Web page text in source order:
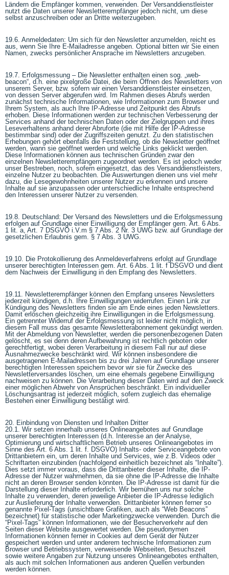
Ländern die Empfänger kommen, verwenden. Der Versanddienstleister
nutzt die Daten unserer Newsletterempfänger jedoch nicht, um diese
selbst anzuschreiben oder an Dritte weiterzugeben.
19.6. Anmeldedaten: Um sich für den Newsletter anzumelden, reicht es
aus, wenn Sie Ihre E-Mailadresse angeben. Optional bitten wir Sie einen
Namen, zwecks persönlicher Ansprache im Newsletters anzugeben.
19.7. Erfolgsmessung – Die Newsletter enthalten einen sog. „web-
beacon“, d.h. eine pixelgroße Datei, die beim Öffnen des Newsletters von
unserem Server, bzw. sofern wir einen Versanddienstleister einsetzen,
von dessen Server abgerufen wird. Im Rahmen dieses Abrufs werden
zunächst technische Informationen, wie Informationen zum Browser und
Ihrem System, als auch Ihre IP-Adresse und Zeitpunkt des Abrufs
erhoben. Diese Informationen werden zur technischen Verbesserung der
Services anhand der technischen Daten oder der Zielgruppen und ihres
Leseverhaltens anhand derer Abruforte (die mit Hilfe der IP-Adresse
bestimmbar sind) oder der Zugriffszeiten genutzt. Zu den statistischen
Erhebungen gehört ebenfalls die Feststellung, ob die Newsletter geöffnet
werden, wann sie geöffnet werden und welche Links geklickt werden.
Diese Informationen können aus technischen Gründen zwar den
einzelnen Newsletterempfängern zugeordnet werden. Es ist jedoch weder
unser Bestreben, noch, sofern eingesetzt, das des Versanddienstleisters,
einzelne Nutzer zu beobachten. Die Auswertungen dienen uns viel mehr
dazu, die Lesegewohnheiten unserer Nutzer zu erkennen und unsere
Inhalte auf sie anzupassen oder unterschiedliche Inhalte entsprechend
den Interessen unserer Nutzer zu versenden.
19.8. Deutschland: Der Versand des Newsletters und die Erfolgsmessung
erfolgen auf Grundlage einer Einwilligung der Empfänger gem. Art. 6 Abs.
1 lit. a, Art. 7 DSGVO i.V.m § 7 Abs. 2 Nr. 3 UWG bzw. auf Grundlage der
gesetzlichen Erlaubnis gem. § 7 Abs. 3 UWG.
19.10. Die Protokollierung des Anmeldeverfahrens erfolgt auf Grundlage
unserer berechtigten Interessen gem. Art. 6 Abs. 1 lit. f DSGVO und dient
dem Nachweis der Einwilligung in den Empfang des Newsletters.
19.11. Newsletterempfänger können den Empfang unseres Newsletters
jederzeit kündigen, d.h. Ihre Einwilligungen widerrufen. Einen Link zur
Kündigung des Newsletters finden sie am Ende eines jeden Newsletters.
Damit erlöschen gleichzeitig ihre Einwilligungen in die Erfolgsmessung.
Ein getrennter Widerruf der Erfolgsmessung ist leider nicht möglich, in
diesem Fall muss das gesamte Newsletterabonnement gekündigt werden.
Mit der Abmeldung von Newsletter, werden die personenbezogenen Daten
gelöscht, es sei denn deren Aufbewahrung ist rechtlich geboten oder
gerechtfertigt, wobei deren Verarbeitung in diesem Fall nur auf diese
Ausnahmezwecke beschränkt wird. Wir können insbesondere die
ausgetragenen E-Mailadressen bis zu drei Jahren auf Grundlage unserer
berechtigten Interessen speichern bevor wir sie für Zwecke des
Newsletterversandes löschen, um eine ehemals gegebene Einwilligung
nachweisen zu können. Die Verarbeitung dieser Daten wird auf den Zweck
einer möglichen Abwehr von Ansprüchen beschränkt. Ein individueller
Löschungsantrag ist jederzeit möglich, sofern zugleich das ehemalige
Bestehen einer Einwilligung bestätigt wird.
20. Einbindung von Diensten und Inhalten Dritter
20.1. Wir setzen innerhalb unseres Onlineangebotes auf Grundlage
unserer berechtigten Interessen (d.h. Interesse an der Analyse,
Optimierung und wirtschaftlichem Betrieb unseres Onlineangebotes im
Sinne des Art. 6 Abs. 1 lit. f. DSGVO) Inhalts- oder Serviceangebote von
Drittanbietern ein, um deren Inhalte und Services, wie z.B. Videos oder
Schriftarten einzubinden (nachfolgend einheitlich bezeichnet als “Inhalte”).
Dies setzt immer voraus, dass die Drittanbieter dieser Inhalte, die IP-
Adresse der Nutzer wahrnehmen, da sie ohne die IP-Adresse die Inhalte
nicht an deren Browser senden könnten. Die IP-Adresse ist damit für die
Darstellung dieser Inhalte erforderlich. Wir bemühen uns nur solche
Inhalte zu verwenden, deren jeweilige Anbieter die IP-Adresse lediglich
zur Auslieferung der Inhalte verwenden. Drittanbieter können ferner so
genannte Pixel-Tags (unsichtbare Grafiken, auch als “Web Beacons”
bezeichnet) für statistische oder Marketingzwecke verwenden. Durch die
“Pixel-Tags” können Informationen, wie der Besucherverkehr auf den
Seiten dieser Website ausgewertet werden. Die pseudonymen
Informationen können ferner in Cookies auf dem Gerät der Nutzer
gespeichert werden und unter anderem technische Informationen zum
Browser und Betriebssystem, verweisende Webseiten, Besuchszeit
sowie weitere Angaben zur Nutzung unseres Onlineangebotes enthalten,
als auch mit solchen Informationen aus anderen Quellen verbunden
werden können.